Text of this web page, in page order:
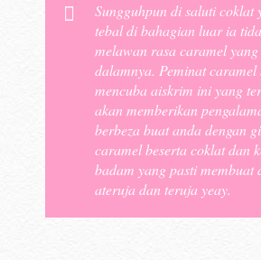
Sungguhpun di saluti coklat
tebal di bahagian luar ia
melawan rasa caramel
dalamnya. Peminat caramel
mencuba aiskrim ini yang
akan memberikan
berbeza buat anda dengan
caramel beserta coklat dan
badam yang pasti membuat
ateruja dan teruja yeay.